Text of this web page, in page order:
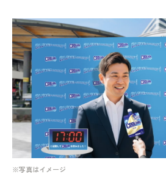
※写真はイメージ